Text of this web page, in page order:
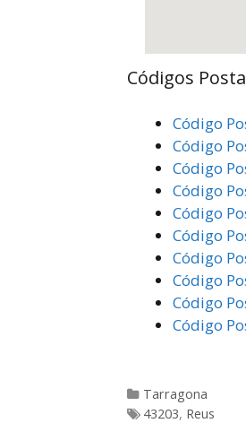
Códigos
Código
Código
Código
Código
Código
Código
Código
Código
Código
Código
Categorías
Tarragona
Etiquetas
43203, Reus